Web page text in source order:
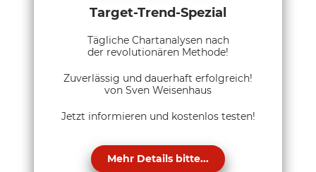
Target-Trend-Spezial
Tägliche Chartanalysen nach
der revolutionären Methode!
Zuverlässig und dauerhaft erfolgreich!
von Sven Weisenhaus
Jetzt informieren und kostenlos testen!
Mehr Details bitte...